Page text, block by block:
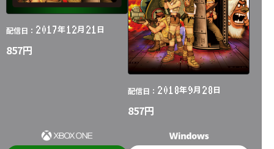
配信日： 2017年12月 21日
857円
配信日： 2018年9月 28日
857円